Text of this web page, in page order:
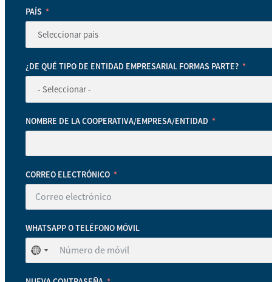
PAÍS
¿DE QUÉ TIPO DE ENTIDAD EMPRESARIAL FORMAS PARTE?
NOMBRE DE LA COOPERATIVA/EMPRESA/ENTIDAD
CORREO ELECTRÓNICO
WHATSAPP O TELÉFONO MÓVIL
No
se
ha